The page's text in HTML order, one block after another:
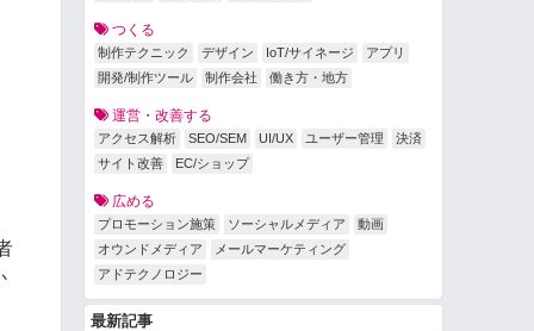
つくる
制作テクニック デザイン IoT/サイネージ
アプリ
開発/制作ツール
制作会社 働き方・地方
運営・改善する
アクセス解析 SEO/SEM UI/UX ユーザー管理
決済
サイト改善
EC/ショップ
広める
プロモーション施策 ソーシャルメディア
動画
オウンドメディア
メールマーケティング
アドテクノロジー
最新記事